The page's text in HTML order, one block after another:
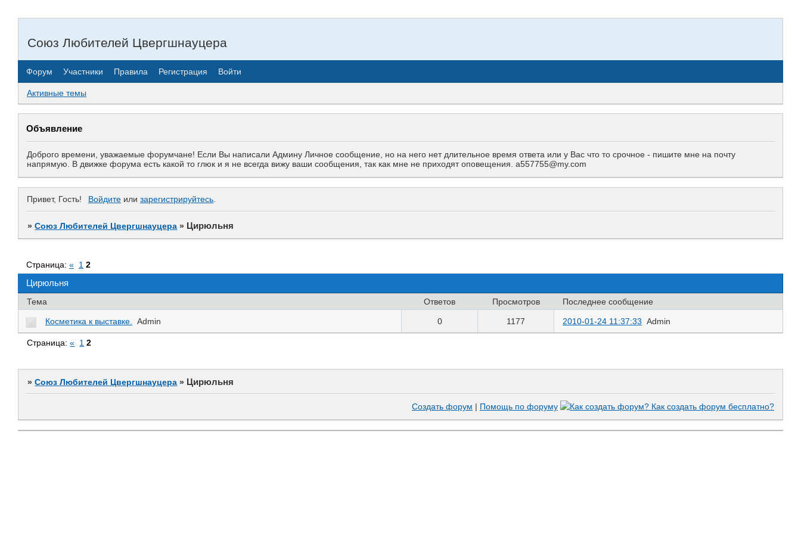
Союз Любителей Цвергшнауцера
Форум Участники Правила Регистрация Войти
Активные темы
Объявление
Доброго времени, уважаемые форумчане! Если Вы написали Админу Личное сообщение, но на него нет длительное время ответа или у Вас что то срочное - пишите мне на почту
напрямую. В движке форума есть какой то глюк и я не всегда вижу ваши сообщения, так как мне не приходят оповещения. a557755@my.com
Привет, Гость! Войдите или зарегистрируйтесь.
»Союз Любителей Цвергшнауцера » Цирюльня
Цирюльня
Страница: « 1 2
Тема Ответов Просмотров Последнее сообщение
Косметика к выставке. Admin 0 1177 2010-01-24 11:37:33 Admin
Страница:« 1 2
»Союз Любителей Цвергшнауцера » Цирюльня
Создать форум | Помощь по форуму